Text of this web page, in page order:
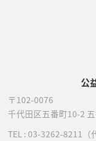
公
〒102-0076
千代田区五番町10-2
TEL : 03-3262-8211 （